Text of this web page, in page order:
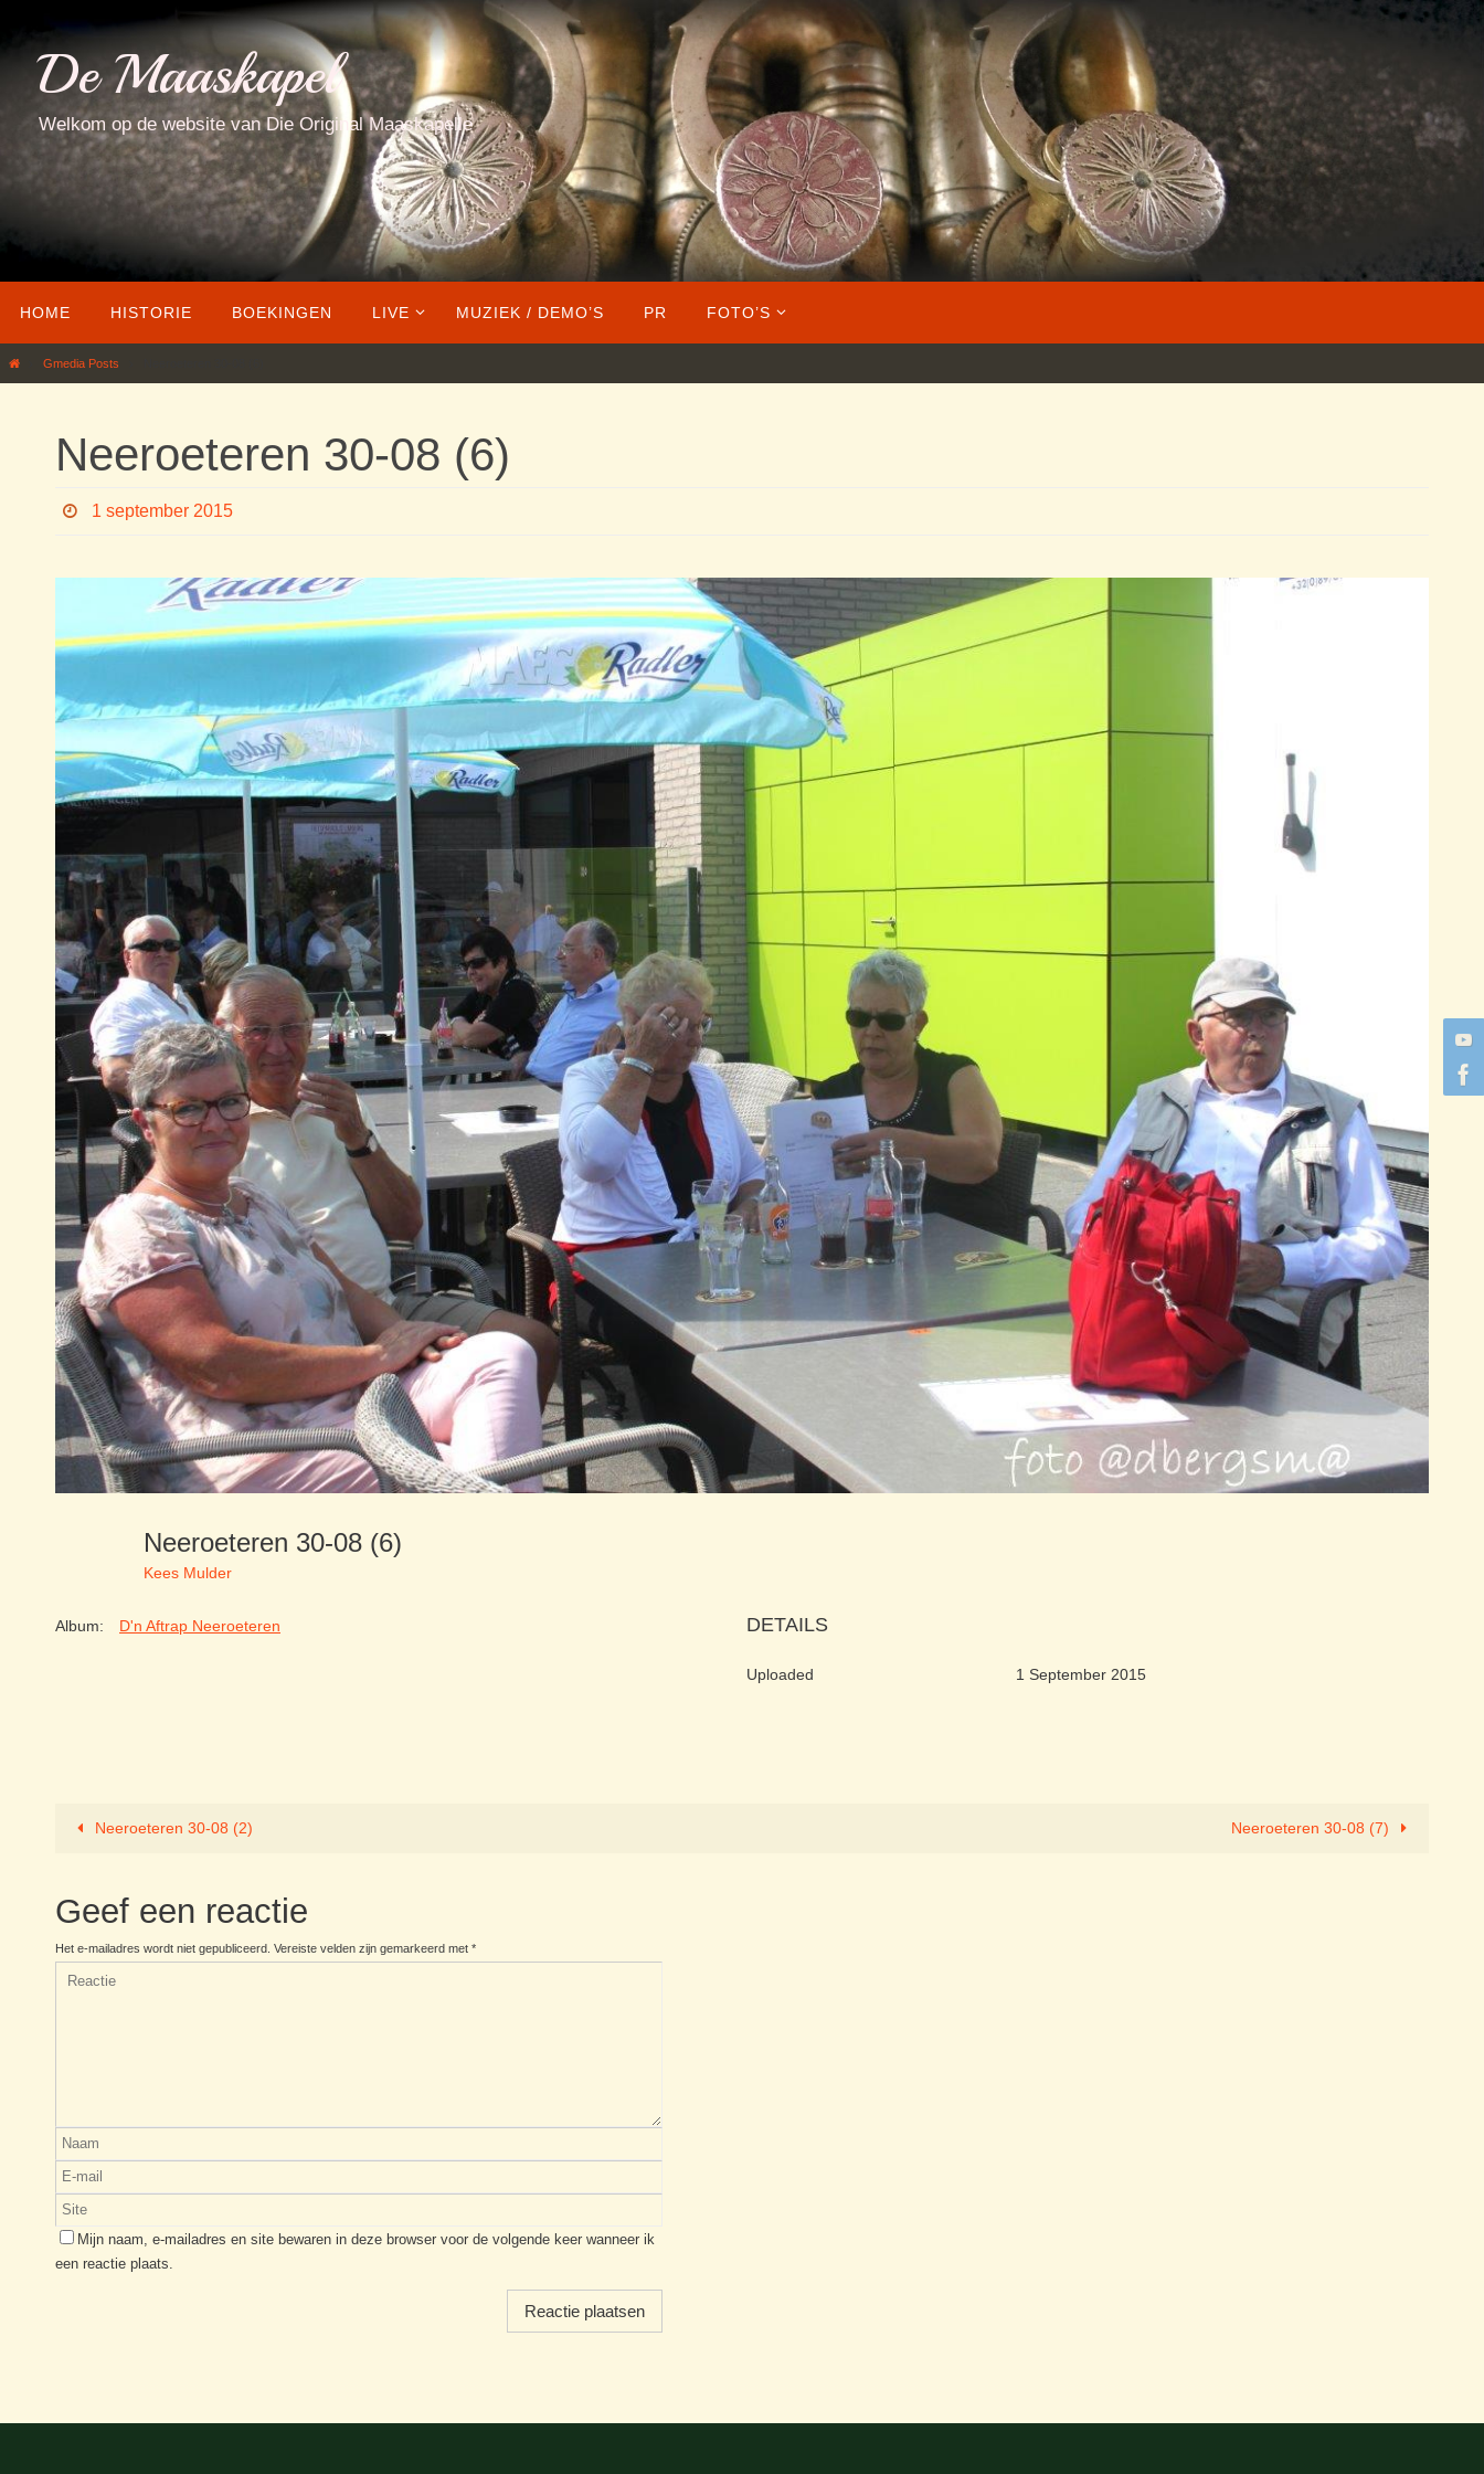
inhoudDe Maaskapel
Welkom op de website van Die Original Maaskapelle
naar
de
HOME HISTORIE BOEKINGEN LIVE MUZIEK / DEMO’S PR FOTO’S
HomeGmedia Posts
Neeroeteren 30-08 (6)
1 september 2015
Neeroeteren 30-08 (6)
Kees Mulder
Album: D'n Aftrap Neeroeteren DETAILS
Uploaded 1 September 2015
Neeroeteren 30-08 (2) Neeroeteren 30-08 (7)
Geef een reactie
Het e-mailadres wordt niet gepubliceerd. Vereiste velden zijn gemarkeerd met *
Mijn naam, e-mailadres en site bewaren in deze browser voor de volgende keer wanneer ik
een reactie plaats.